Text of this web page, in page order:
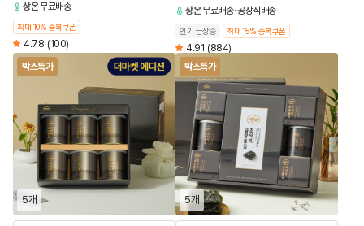
상온무료배송
최대 10% 중복쿠폰
4.78 (100)
상온무료배송 공장직배송
인기 급상승 최대 15% 중복쿠폰
4.91 (884)
박스특가
5개
박스특가
5개